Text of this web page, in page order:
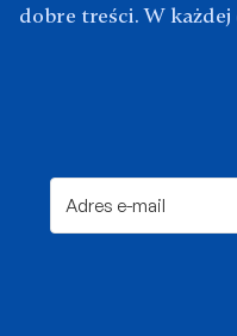
dobre treści. W